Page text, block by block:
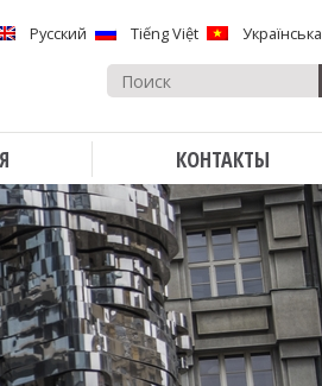
Русский Tiếng Việt Українська
КОНТАКТЫ